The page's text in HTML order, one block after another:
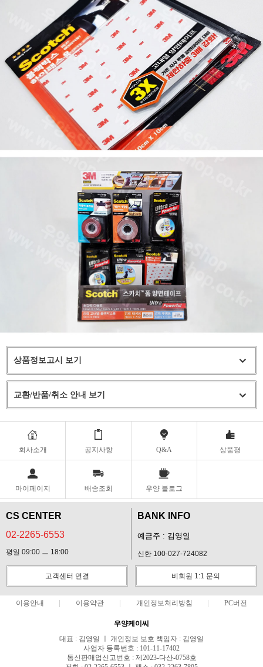
상품정보고시 보기
교환/반품/취소 안내 보기
회사소개 공지사항 Q&A 상품평
마이페이지 배송조회 우양 블로그
CS CENTER
02-2265-6553
평일 09:00 ㅡ 18:00
BANK INFO
예금주 : 김영일
신한 100-027-724082
고객센터 연결 비회원 1:1 문의
이용안내 이용약관 개인정보처리방침 PC버전
우양케이씨
대표 : 김영일 ㅣ 개인정보 보호 책임자 : 김영일
사업자 등록번호 : 101-11-17402
통신판매업신고번호 : 제2023-다산-0758호